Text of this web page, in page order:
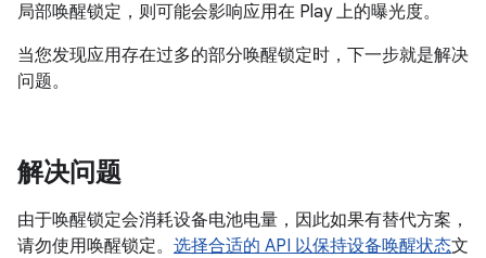
局部唤醒锁定，则可能会影响应用在 Play 上的曝光度。
当您发现应用存在过多的部分唤醒锁定时，下一步就是解决
问题。
解决问题
由于唤醒锁定会消耗设备电池电量，因此如果有替代方案，
请勿使用唤醒锁定。 选择合适的 API 以保持设备唤醒状态文